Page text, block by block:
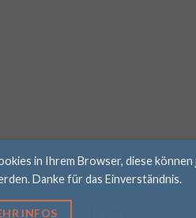
in Ihrem Browser, diese
Danke für das Einverständnis.
INFOS